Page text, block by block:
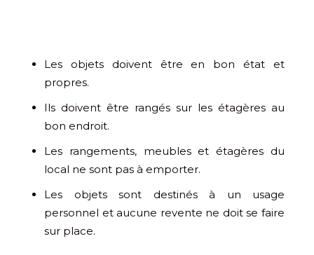
Les objets doivent être en bon état et
propres.
Ils doivent être rangés sur les étagères au
bon endroit.
Les rangements, meubles et étagères du
local ne sont pas à emporter.
Les objets sont destinés à un usage
personnel et aucune revente ne doit se faire
sur place.